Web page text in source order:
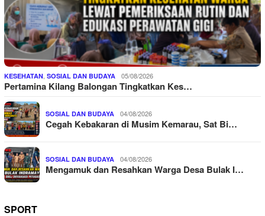
KESEHATAN SOSIAL DAN BUDAYA 05/08/2026
Pertamina Kilang Balongan Tingkatkan Kes…
SOSIAL DAN BUDAYA 04/08/2026
Cegah Kebakaran di Musim Kemarau, Sat Bi…
SOSIAL DAN BUDAYA 04/08/2026
Mengamuk dan Resahkan Warga Desa Bulak I…
SPORT